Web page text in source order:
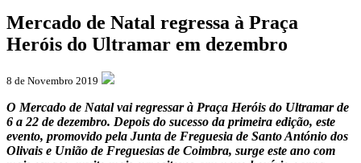
Mercado de Natal regressa à Praça
Heróis do Ultramar em dezembro
8 de Novembro 2019
O Mercado de Natal vai regressar à Praça Heróis do Ultramar de
6 a 22 de dezembro. Depois do sucesso da primeira edição, este
evento, promovido pela Junta de Freguesia de Santo António dos
Olivais e União de Freguesias de Coimbra, surge este ano com